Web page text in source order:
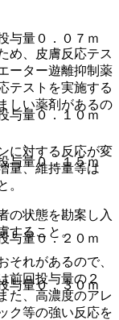
め、皮膚反応テス
ーター遊離抑制薬
テストを実施する
しい薬剤があるの
に対する反応が変
量、維持量等は
。
の状態を勘案し入
すること。
れがあるので、
前回投与量の２
た、高濃度のアレ
ク等の強い反応を
与量０．０７ｍ
与量０．１０ｍ
与量０．１５ｍ
与量０．２０ｍ
与量０．３０ｍ